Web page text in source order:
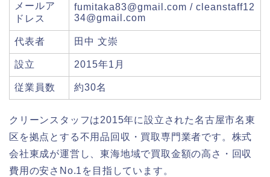
メールア
ドレス
fumitaka83@gmail.com / cleanstaff12
34@gmail.com
代表者 田中 文崇
設立 2015年1月
従業員数 約30名
クリーンスタッフは2015年に設立された名古屋市名東
区を拠点とする不用品回収・買取専門業者です。株式
会社東成が運営し、東海地域で買取金額の高さ・回収
費用の安さNo.1を目指しています。